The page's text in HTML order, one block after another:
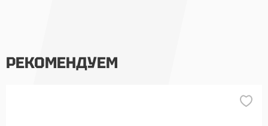
РЕКОМЕНДУЕМ